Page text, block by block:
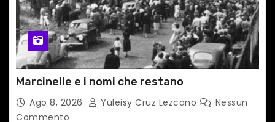
Marcinelle e i nomi che restano
Ago 8, 2026 Yuleisy Cruz Lezcano
Nessun
Commento